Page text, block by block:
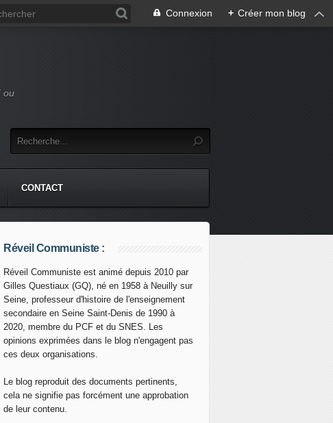
Connexion + Créer mon blog
ou
CONTACT
Réveil Communiste :
Réveil Communiste est animé depuis 2010 par
Gilles Questiaux (GQ), né en 1958 à Neuilly sur
Seine, professeur d'histoire de l'enseignement
secondaire en Seine Saint-Denis de 1990 à
2020, membre du PCF et du SNES. Les
opinions exprimées dans le blog n'engagent pas
ces deux organisations.
Le blog reproduit des documents pertinents,
cela ne signifie pas forcément une approbation
de leur contenu.